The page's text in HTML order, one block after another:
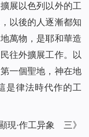
展以色列以外的工
以後的人逐漸都知
萬物，是耶和華造
往外擴展工作。以
一個聖地，神在地
是律法時代作的工
·作工异象 三》